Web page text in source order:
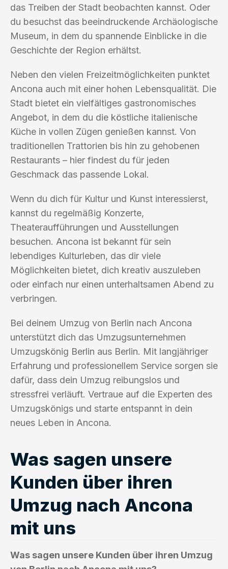
das Treiben der Stadt beobachten kannst. Oder
du besuchst das beeindruckende Archäologische
Museum, in dem du spannende Einblicke in die
Geschichte der Region erhältst.
Neben den vielen Freizeitmöglichkeiten punktet
Ancona auch mit einer hohen Lebensqualität. Die
Stadt bietet ein vielfältiges gastronomisches
Angebot, in dem du die köstliche italienische
Küche in vollen Zügen genießen kannst. Von
traditionellen Trattorien bis hin zu gehobenen
Restaurants – hier findest du für jeden
Geschmack das passende Lokal.
Wenn du dich für Kultur und Kunst interessierst,
kannst du regelmäßig Konzerte,
Theateraufführungen und Ausstellungen
besuchen. Ancona ist bekannt für sein
lebendiges Kulturleben, das dir viele
Möglichkeiten bietet, dich kreativ auszuleben
oder einfach nur einen unterhaltsamen Abend zu
verbringen.
Bei deinem Umzug von Berlin nach Ancona
unterstützt dich das Umzugsunternehmen
Umzugskönig Berlin aus Berlin. Mit langjähriger
Erfahrung und professionellem Service sorgen sie
dafür, dass dein Umzug reibungslos und
stressfrei verläuft. Vertraue auf die Experten des
Umzugskönigs und starte entspannt in dein
neues Leben in Ancona.
Was sagen unsere
Kunden über ihren
Umzug nach Ancona
mit uns
Was sagen unsere Kunden über ihren Umzug